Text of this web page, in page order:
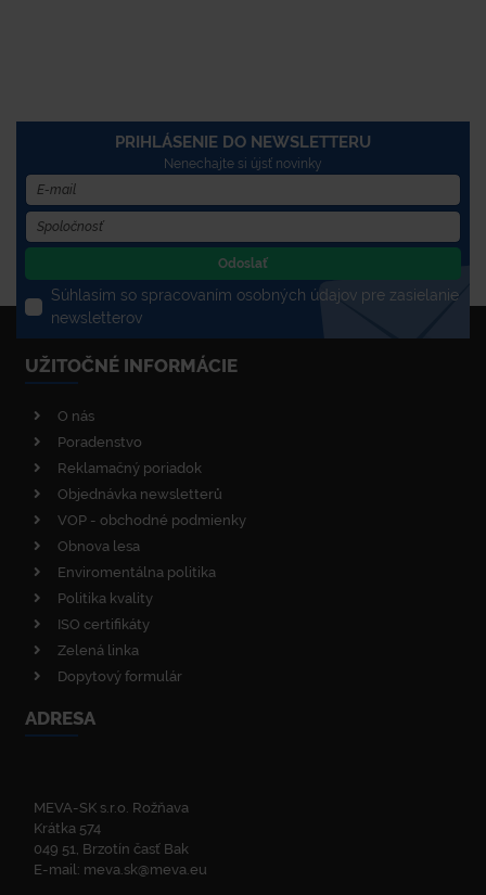
PRIHLÁSENIE DO NEWSLETTERU
Nenechajte si újsť novinky
Odoslať
Súhlasím so spracovaním osobných údajov pre zasielanie
newsletterov
UŽITOČNÉ INFORMÁCIE
O nás
Poradenstvo
Reklamačný poriadok
Objednávka newsletterů
VOP - obchodné podmienky
Obnova lesa
Enviromentálna politika
Politika kvality
ISO certifikáty
Zelená linka
Dopytový formulár
ADRESA
MEVA-SK s.r.o. Rožňava
Krátka 574
049 51, Brzotín časť Bak
E-mail: meva.sk@meva.eu